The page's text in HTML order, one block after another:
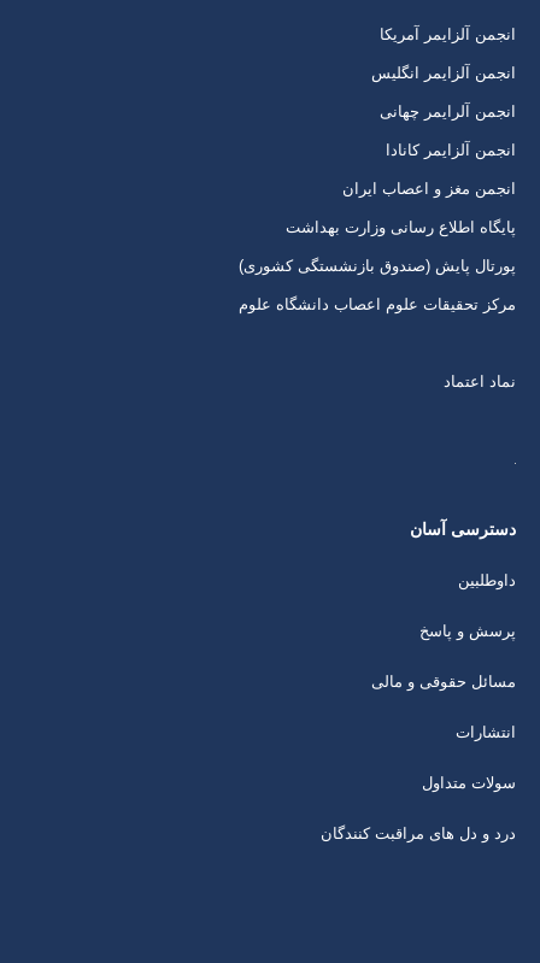
پنجره
جدید
پنجره
جدید
پنجره
جدید
پنجره
جدید
انجمن آلزایمر آمریکا
انجمن آلزایمر انگلیس
انجمن آلرایمر چهانی
انجمن آلزایمر کانادا
انجمن مغز و اعصاب ایران
پایگاه اطلاع رسانی وزارت بهداشت
پورتال پایش (صندوق بازنشستگی کشوری)
مرکز تحقیقات علوم اعصاب دانشگاه علوم
نماد اعتماد
دسترسی آسان
داوطلبین
پرسش و پاسخ
مسائل حقوقی و مالی
انتشارات
سولات متداول
درد و دل های مراقبت کنندگان